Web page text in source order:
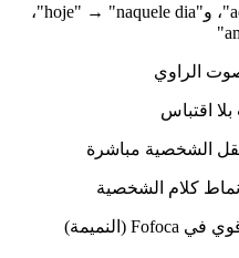
: "aqui" → "ali"، و"hoje" → "naquele dia"،
الراوي
اقتباس
الشخصية مباشرة
كلام الشخصية
: استخدام قوي في Fofoca (النميمة)